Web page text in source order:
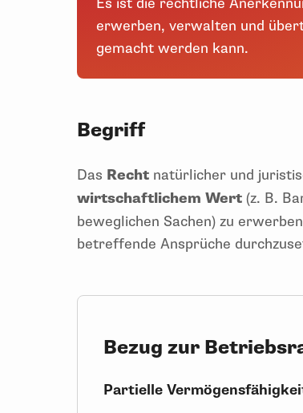
erwerben, verwalten und
gemacht werden kann.
Begriff
Das Recht natürlicher und
wirtschaftlichem Wert (z. B.
beweglichen Sachen) zu
betreffende Ansprüche
Bezug zur
Partielle